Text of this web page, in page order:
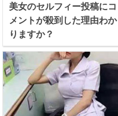
美女のセルフィー投稿にコ
メントが殺到した理由わか
りますか？